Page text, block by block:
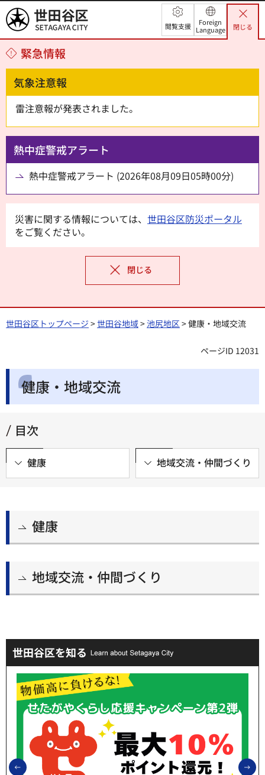
世田谷区 閲覧支援
Foreign
Language
閉じる
緊急情報
気象注意報
雷注意報が発表されました。
熱中症警戒アラート
熱中症警戒アラート (2026年08月09日05時00分)
災害に関する情報については、 世田谷区防災ポータル
をご覧ください。
閉じる
世田谷区トップページ >世田谷地域>池尻地区> 健康・地域交流
ページID 12031
健康・地域交流
目次
健康 地域交流・仲間づくり
健康
地域交流・仲間づくり
世田谷区を知る
前のスライドを表示